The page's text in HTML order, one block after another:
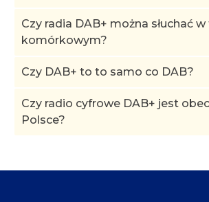
Czy radia DAB+ można słuchać
komórkowym?
Czy DAB+ to to samo co DAB?
Czy radio cyfrowe DAB+ jest
Polsce?